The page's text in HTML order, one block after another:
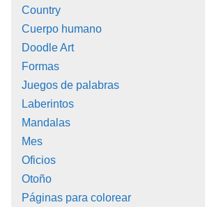
Country
Cuerpo humano
Doodle Art
Formas
Juegos de palabras
Laberintos
Mandalas
Mes
Oficios
Otoño
Páginas para colorear